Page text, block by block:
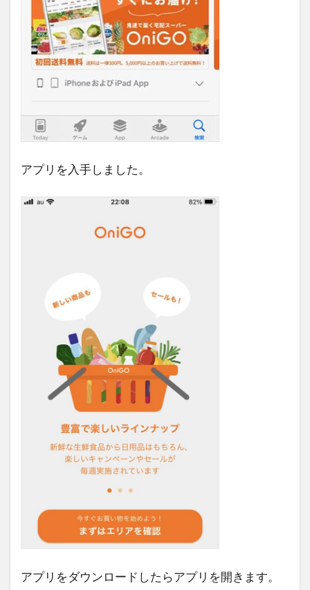
アプリを入手しました。
アプリをダウンロードしたらアプリを開きます。